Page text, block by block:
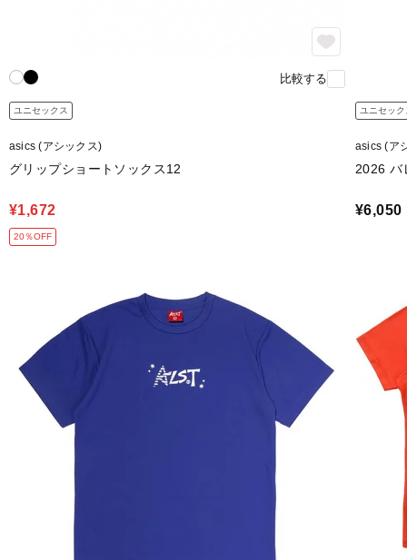
比較する
ユニセックス
asics (アシックス)
グリップショートソックス12
¥1,672
20％OFF
ユニセック
asics (ア
2026 バ
¥6,050